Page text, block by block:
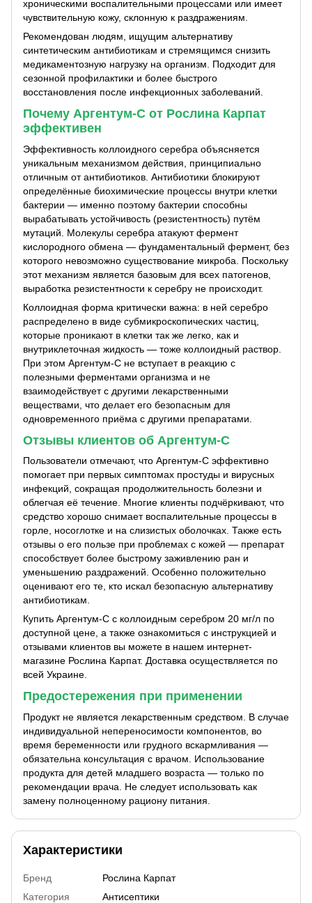
хроническими воспалительными процессами или имеет
чувствительную кожу, склонную к раздражениям.
Рекомендован людям, ищущим альтернативу
синтетическим антибиотикам и стремящимся снизить
медикаментозную нагрузку на организм. Подходит для
сезонной профилактики и более быстрого
восстановления после инфекционных заболеваний.
Почему Аргентум-С от Рослина Карпат
эффективен
Эффективность коллоидного серебра объясняется
уникальным механизмом действия, принципиально
отличным от антибиотиков. Антибиотики блокируют
определённые биохимические процессы внутри клетки
бактерии — именно поэтому бактерии способны
вырабатывать устойчивость (резистентность) путём
мутаций. Молекулы серебра атакуют фермент
кислородного обмена — фундаментальный фермент, без
которого невозможно существование микроба. Поскольку
этот механизм является базовым для всех патогенов,
выработка резистентности к серебру не происходит.
Коллоидная форма критически важна: в ней серебро
распределено в виде субмикроскопических частиц,
которые проникают в клетки так же легко, как и
внутриклеточная жидкость — тоже коллоидный раствор.
При этом Аргентум-С не вступает в реакцию с
полезными ферментами организма и не
взаимодействует с другими лекарственными
веществами, что делает его безопасным для
одновременного приёма с другими препаратами.
Отзывы клиентов об Аргентум-С
Пользователи отмечают, что Аргентум-С эффективно
помогает при первых симптомах простуды и вирусных
инфекций, сокращая продолжительность болезни и
облегчая её течение. Многие клиенты подчёркивают, что
средство хорошо снимает воспалительные процессы в
горле, носоглотке и на слизистых оболочках. Также есть
отзывы о его пользе при проблемах с кожей — препарат
способствует более быстрому заживлению ран и
уменьшению раздражений. Особенно положительно
оценивают его те, кто искал безопасную альтернативу
антибиотикам.
Купить Аргентум-С с коллоидным серебром 20 мг/л по
доступной цене, а также ознакомиться с инструкцией и
отзывами клиентов вы можете в нашем интернет-
магазине Рослина Карпат. Доставка осуществляется по
всей Украине.
Предостережения при применении
Продукт не является лекарственным средством. В случае
индивидуальной непереносимости компонентов, во
время беременности или грудного вскармливания —
обязательна консультация с врачом. Использование
продукта для детей младшего возраста — только по
рекомендации врача. Не следует использовать как
замену полноценному рациону питания.
Характеристики
Бренд
Рослина Карпат
Категория
Антисептики